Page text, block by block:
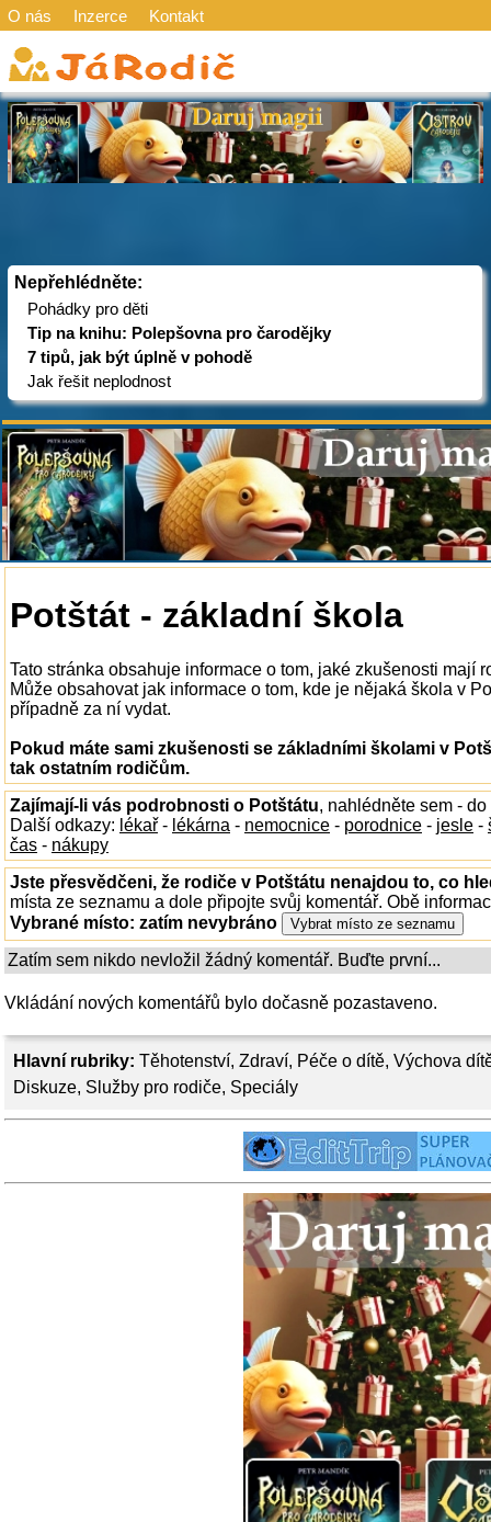
O nás Inzerce Kontakt
Nepřehlédněte:
Pohádky pro děti
Tip na knihu: Polepšovna pro čarodějky
7 tipů, jak být úplně v pohodě
Jak řešit neplodnost
Hlavní rubriky: Těhotenství, Zdraví, Péče o dítě, Výchova
Diskuze, Služby pro rodiče, Speciály
Potštát - základní škola
Tato stránka obsahuje informace o tom, jaké zkušenosti mají
Může obsahovat jak informace o tom, kde je nějaká škola v
případně za ní vydat.
Pokud máte sami zkušenosti se základními školami v
tak ostatním rodičům.
Zajímají-li vás podrobnosti o Potštátu, nahlédněte sem - do
Další odkazy: lékař - lékárna - nemocnice - porodnice - jesle -
čas - nákupy
Jste přesvědčeni, že rodiče v Potštátu nenajdou to, co
místa ze seznamu a dole připojte svůj komentář. Obě
Vybrané místo: zatím nevybráno
Zatím sem nikdo nevložil žádný komentář. Buďte první...
Vkládání nových komentářů bylo dočasně pozastaveno.